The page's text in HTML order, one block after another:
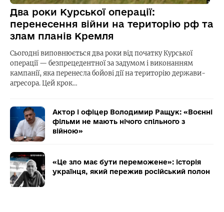
Два роки Курської операції:
перенесення війни на територію рф та
злам планів Кремля
Сьогодні виповнюється два роки від початку Курської
операції — безпрецедентної за задумом і виконанням
кампанії, яка перенесла бойові дії на територію держави-
агресора. Цей крок…
Актор і офіцер Володимир Ращук: «Воєнні
фільми не мають нічого спільного з
війною»
«Це зло має бути переможене»: історія
українця, який пережив російський полон